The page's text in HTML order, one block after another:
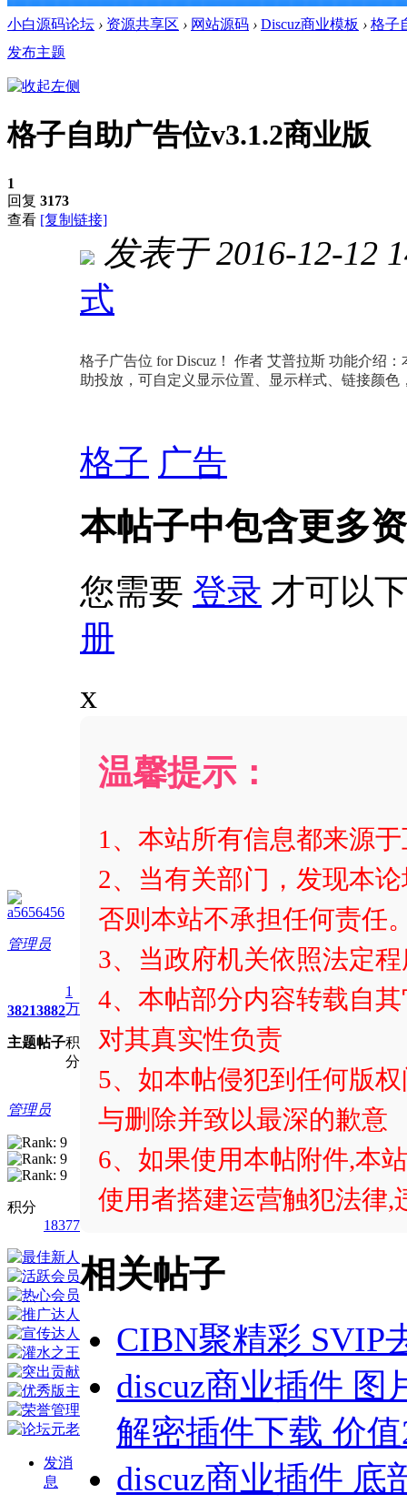
小白源码论坛 › 资源共享区 › 网站源码 › Discuz商业模板 › 格子
发布主题
格子自助广告位v3.1.2商业版
1
回复 3173
查看 [复制链接]
a5656456
管理员
3821
主题
3882
帖子
1
万
积
分
管理员
积分
18377
发消
息
发表于 2016-12-12
式
格子广告位 for Discuz！ 作者 艾普拉斯 功能介绍
助投放，可自定义显示位置、显示样式、链接颜色
格子 广告
本帖子中包含更多
您需要 登录 才可以
册
x
温馨提示：
1、本站所有信息都来源
2、当有关部门，发现本
否则本站不承担任何责任
3、当政府机关依照法定
4、本帖部分内容转载自
对其真实性负责
5、如本帖侵犯到任何版
与删除并致以最深的歉意
6、如果使用本帖附件,本
使用者搭建运营触犯法律,
相关帖子
CIBN聚精彩 SVIP
discuz商业插件 图
解密插件下载 价值
discuz商业插件 底